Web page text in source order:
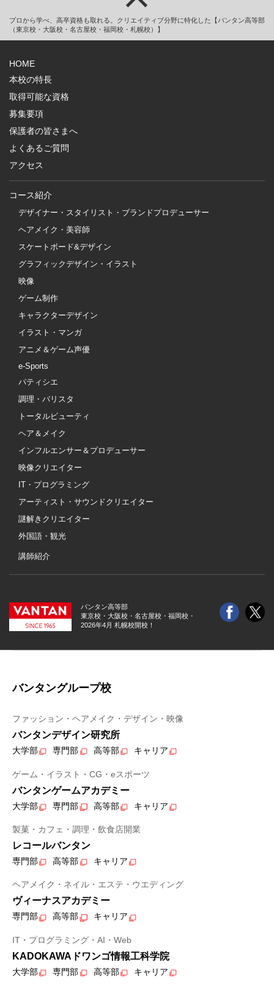
プロから学べ、高卒資格も取れる。クリエイティブ分野に特化した【バンタン高等部
（東京校・大阪校・名古屋校・福岡校・札幌校）】
HOME
本校の特長
取得可能な資格
募集要項
保護者の皆さまへ
よくあるご質問
アクセス
コース紹介
デザイナー・スタイリスト・ブランドプロデューサー
ヘアメイク・美容師
スケートボード&デザイン
グラフィックデザイン・イラスト
映像
ゲーム制作
キャラクターデザイン
イラスト・マンガ
アニメ＆ゲーム声優
e-Sports
パティシエ
調理・バリスタ
トータルビューティ
ヘア＆メイク
インフルエンサー＆プロデューサー
映像クリエイター
IT・プログラミング
アーティスト・サウンドクリエイター
謎解きクリエイター
外国語・観光
講師紹介
バンタン高等部
東京校・大阪校・ 名古屋校・福岡校・
2026年4月 札幌校開校！
バンタングループ校
ファッション・ヘアメイク・デザイン・映像
バンタンデザイン研究所
大学部 専門部 高等部 キャリア
ゲーム・イラスト・CG・eスポーツ
バンタンゲームアカデミー
大学部 専門部 高等部 キャリア
製菓・カフェ・調理・飲食店開業
レコールバンタン
専門部 高等部 キャリア
ヘアメイク・ネイル・エステ・ウエディング
ヴィーナスアカデミー
専門部 高等部 キャリア
IT・プログラミング・AI・Web
KADOKAWAドワンゴ情報工科学院
大学部 専門部 高等部 キャリア